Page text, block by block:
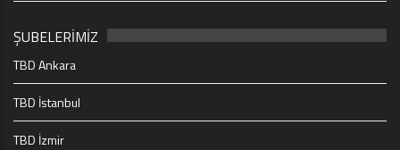
ŞUBELERİMİZ
TBD Ankara
TBD İstanbul
TBD İzmir